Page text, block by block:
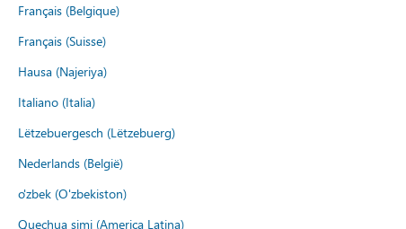
Français (Belgique)
Français (Suisse)
Hausa (Najeriya)
Italiano (Italia)
Lëtzebuergesch (Lëtzebuerg)
Nederlands (België)
o'zbek (O'zbekiston)
Quechua simi (America Latina)